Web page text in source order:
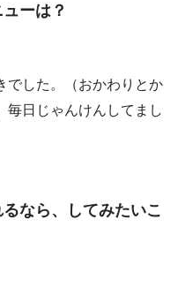
ーは？
でした。（おかわりとか
毎日じゃんけんしてまし
なら、してみたいこ